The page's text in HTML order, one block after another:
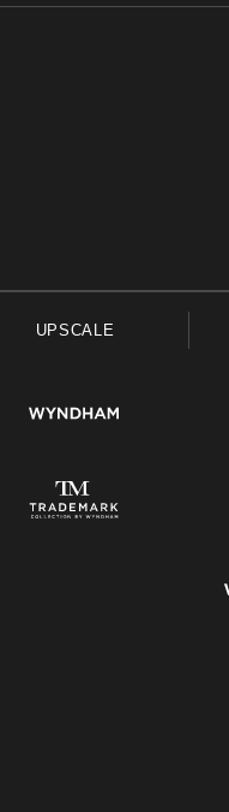
UPSCALE